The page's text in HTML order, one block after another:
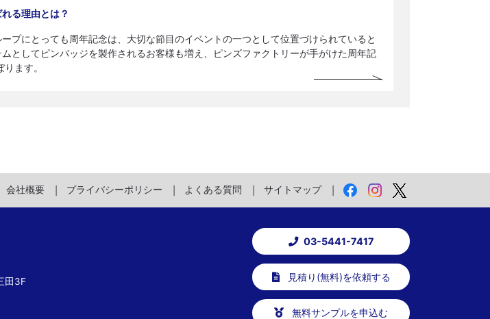
る理由とは？
プにとっても周年記念は、大切な節目のイベントの一つとして位置づけられていると
としてピンバッジを製作されるお客様も増え、ピンズファクトリーが手がけた周年記
ます。
会社概要 プライバシーポリシー よくある質問 サイトマップ
田3F
03-5441-7417
見積り(無料)を依頼する
無料サンプルを申込む